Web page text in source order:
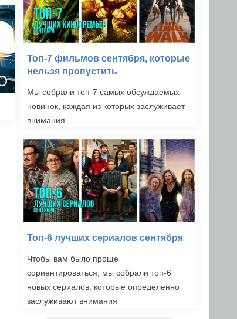
Топ-7 фильмов сентября, которые
нельзя пропустить
Мы собрали топ-7 самых обсуждаемых
новинок, каждая из которых заслуживает
внимания
Топ-6 лучших сериалов сентября
Чтобы вам было проще
сориентироваться, мы собрали топ-6
новых сериалов, которые определенно
заслуживают внимания